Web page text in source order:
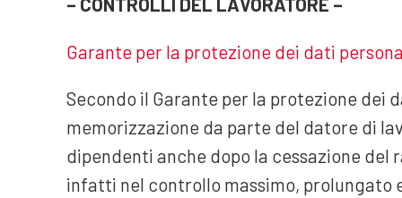
Garante per la protezione dei dati
Secondo il Garante per la protezione dei
memorizzazione da parte del datore di
dipendenti anche dopo la cessazione
infatti nel controllo massimo, prolungato